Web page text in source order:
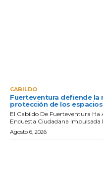
CABILDO
Fuerteventura defiende la
protección de los
El Cabildo De Fuerteventura Ha
Encuesta Ciudadana Impulsada
Agosto 6, 2026